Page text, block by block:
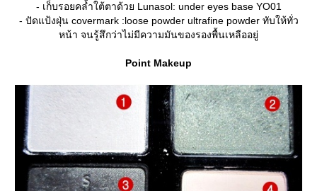
- เก็บรอยคล้ำใต้ตาด้วย Lunasol: under eyes base YO01
- ปัดแป้งฝุ่น covermark :loose powder ultrafine powder ทับให้ทั่ว
หน้า จนรู้สึกว่าไม่มีความมันของรองพื้นเหลืออยู่
Point Makeup